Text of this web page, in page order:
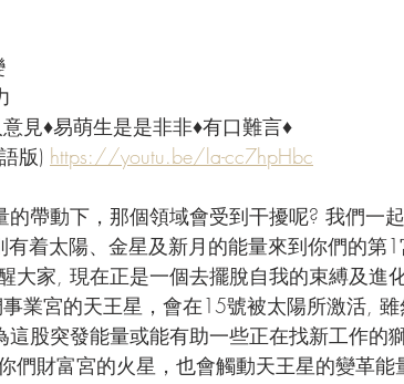
見♦易萌生是是非非♦有口難言♦
版) https://youtu.be/la-cc7hpHbc
帶動下，那個領域會受到干擾呢? 我們一
着太陽、金星及新月的能量來到你們的第
大家, 現在正是一個去擺脫自我的束縛及進
業宮的天王星，會在15號被太陽所激活, 雖
股突發能量或能有助一些正在找新工作的
們財富宮的火星，也會觸動天王星的變革能